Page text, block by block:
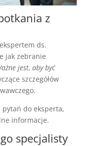
z
ds.
jak zebranie
jest, aby być
szczegółów
pytań do eksperta,
informacje.
specjalisty